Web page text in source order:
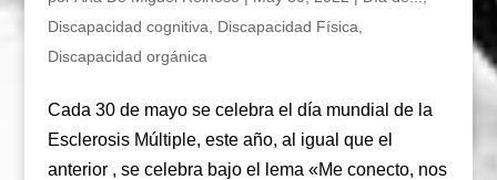
Discapacidad cognitiva
Discapacidad Física
Discapacidad orgánica
Cada 30 de mayo se celebra el día mundial de la
Esclerosis Múltiple, este año, al igual que el
anterior , se celebra bajo el lema «Me conecto, nos